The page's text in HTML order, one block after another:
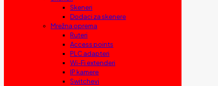
Skeneri
Dodaci za skenere
Mrežna oprema
Ruteri
Access points
PLC adapteri
Wi-Fi extenderi
IP kamere
Switchevi